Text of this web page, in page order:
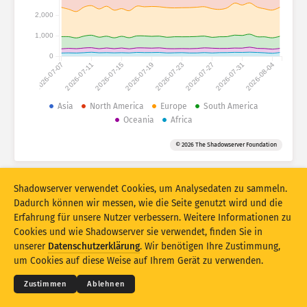
Angriffsstatistiken: Geräte
Datensatz
Überlappend
Aktualisieren Zurücksetzen
Als PNG herunterladen
2026-07-072026-07-112026-07-152026-07-192026-07-232026-07-272026-07-312026-08-04
0
1,000
2,000
Asia North America Europe
South America
Oceania
Africa
© 2026 The Shadowserver Foundation
© 2026THE SHADOWSERVER FOUNDATION
Datenschutz und AGB
Kontakt Danksagungen
Shadowserver verwendet Cookies, um Analysedaten zu sammeln.
Dadurch können wir messen, wie die Seite genutzt wird und die
Erfahrung für unsere Nutzer verbessern. Weitere Informationen zu
Cookies und wie Shadowserver sie verwendet, finden Sie in
unserer Datenschutzerklärung. Wir benötigen Ihre Zustimmung,
um Cookies auf diese Weise auf Ihrem Gerät zu verwenden.
Zustimmen Ablehnen